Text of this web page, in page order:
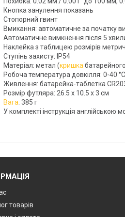
Кнопка занулення показань
Стопорний гвинт
Вмикання: автоматичне за початку
Автоматичне вимкнення після 5
Наклейка з таблицею розмірів
Ступінь захисту: IP54
Матеріал: метал (кришка
Робоча температура довкілля: 0-40 °C
Живлення: батарейка-таблетка
Розмір футляра: 26.5 х 10.5 х 3 см
Вага: 385 г
У комплекті інструкція англійською
товарів